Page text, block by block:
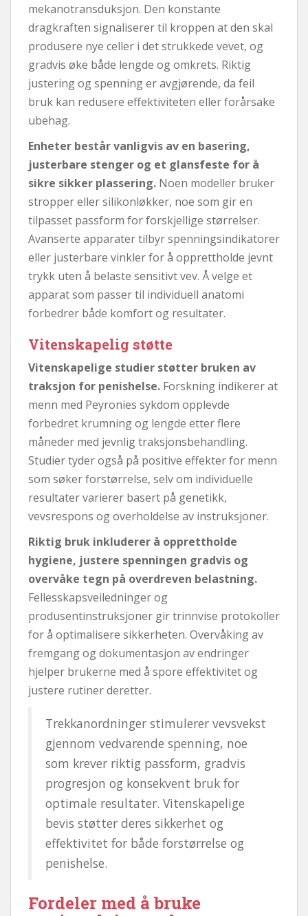
mekanotransduksjon. Den konstante
dragkraften signaliserer til kroppen at den skal
produsere nye celler i det strukkede vevet, og
gradvis øke både lengde og omkrets. Riktig
justering og spenning er avgjørende, da feil
bruk kan redusere effektiviteten eller forårsake
ubehag.
Enheter består vanligvis av en basering,
justerbare stenger og et glansfeste for å
sikre sikker plassering. Noen modeller bruker
stropper eller silikonløkker, noe som gir en
tilpasset passform for forskjellige størrelser.
Avanserte apparater tilbyr spenningsindikatorer
eller justerbare vinkler for å opprettholde jevnt
trykk uten å belaste sensitivt vev. Å velge et
apparat som passer til individuell anatomi
forbedrer både komfort og resultater.
Vitenskapelig støtte
Vitenskapelige studier støtter bruken av
traksjon for penishelse. Forskning indikerer at
menn med Peyronies sykdom opplevde
forbedret krumning og lengde etter flere
måneder med jevnlig traksjonsbehandling.
Studier tyder også på positive effekter for menn
som søker forstørrelse, selv om individuelle
resultater varierer basert på genetikk,
vevsrespons og overholdelse av instruksjoner.
Riktig bruk inkluderer å opprettholde
hygiene, justere spenningen gradvis og
overvåke tegn på overdreven belastning.
Fellesskapsveiledninger og
produsentinstruksjoner gir trinnvise protokoller
for å optimalisere sikkerheten. Overvåking av
fremgang og dokumentasjon av endringer
hjelper brukerne med å spore effektivitet og
justere rutiner deretter.
Trekkanordninger stimulerer vevsvekst
gjennom vedvarende spenning, noe
som krever riktig passform, gradvis
progresjon og konsekvent bruk for
optimale resultater. Vitenskapelige
bevis støtter deres sikkerhet og
effektivitet for både forstørrelse og
penishelse.
Fordeler med å bruke